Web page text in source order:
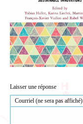
Laisser une réponse
Courriel (ne sera pas affiché)